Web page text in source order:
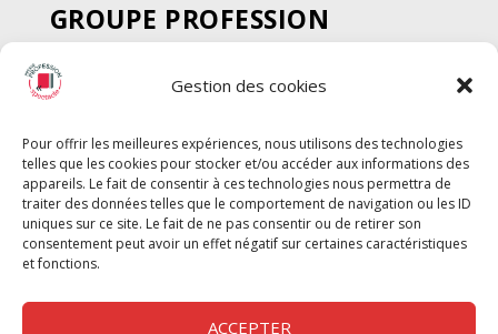
Gestion des cookies
Pour offrir les meilleures expériences, nous utilisons des technologies
telles que les cookies pour stocker et/ou accéder aux informations des
appareils. Le fait de consentir à ces technologies nous permettra de
traiter des données telles que le comportement de navigation ou les ID
uniques sur ce site. Le fait de ne pas consentir ou de retirer son
consentement peut avoir un effet négatif sur certaines caractéristiques
et fonctions.
ACCEPTER
GROUPE PROFESSION
SPECTACLE
Chèque Intermittents
Chèque Compta
Chèque Emploi Spectacle
G-Pods
Profession Audio-visuel